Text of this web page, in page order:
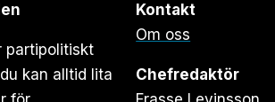
partipolitiskt
kan alltid lita
Kontakt
Om oss
Chefredaktör